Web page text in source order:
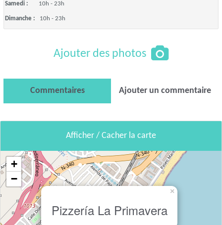
Samedi : 10h - 23h
Dimanche : 10h - 23h
Ajouter des photos
Commentaires Ajouter un commentaire
Afficher / Cacher la carte
Pizzería La Primavera
×
+
−